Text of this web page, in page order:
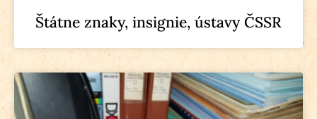
Štátne znaky, insignie, ústavy ČSSR